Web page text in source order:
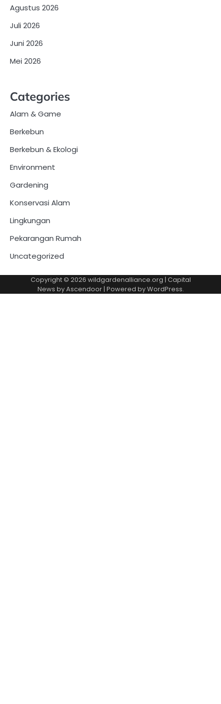
Agustus 2026
Juli 2026
Juni 2026
Mei 2026
Categories
Alam & Game
Berkebun
Berkebun & Ekologi
Environment
Gardening
Konservasi Alam
Lingkungan
Pekarangan Rumah
Uncategorized
Copyright © 2026 wildgardenalliance.org | Capital
News byAscendoor| Powered byWordPress.